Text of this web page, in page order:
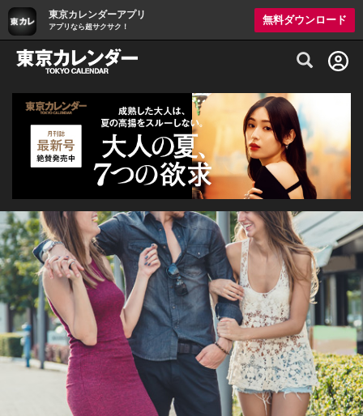
東京カレンダーアプリ
アプリなら超サクサク！
無料ダウンロード
グルメ情報・プレミアムレストラン予約